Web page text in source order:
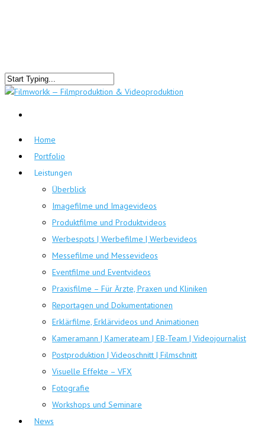
Home
Portfolio
Leistungen
Überblick
Imagefilme und Imagevideos
Produktfilme und Produktvideos
Werbespots | Werbefilme | Werbevideos
Messefilme und Messevideos
Eventfilme und Eventvideos
Praxisfilme – Für Ärzte, Praxen und Kliniken
Reportagen und Dokumentationen
Erklärfilme, Erklärvideos und Animationen
Kameramann | Kamerateam | EB-Team | Videojournalist
Postproduktion | Videoschnitt | Filmschnitt
Visuelle Effekte – VFX
Fotografie
Workshops und Seminare
News